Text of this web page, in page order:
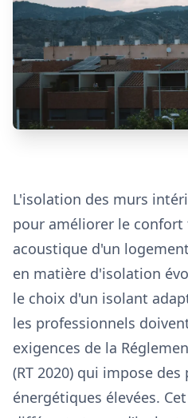
L'isolation des murs
pour améliorer le
acoustique d'un
en matière d'isolation
le choix d'un isolant
les professionnels
exigences de la
(RT 2020) qui impose
énergétiques élevées.